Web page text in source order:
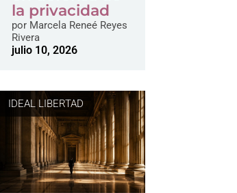
la privacidad
porMarcela Reneé Reyes
Rivera
julio 10, 2026
IDEAL LIBERTAD